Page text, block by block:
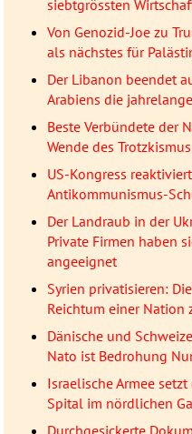
siebtgrössten
Von Genozid-Joe zu
als nächstes für
Der Libanon beendet
Arabiens die
Beste Verbündete der
Wende des Trotzkismus
US-Kongress
Antikommunismus-
Der Landraub in der
Private Firmen haben
angeeignet
Syrien privatisieren:
Reichtum einer Nation
Dänische und
Nato ist Bedrohung
Israelische Armee
Spital im nördlichen
Durchgesickerte